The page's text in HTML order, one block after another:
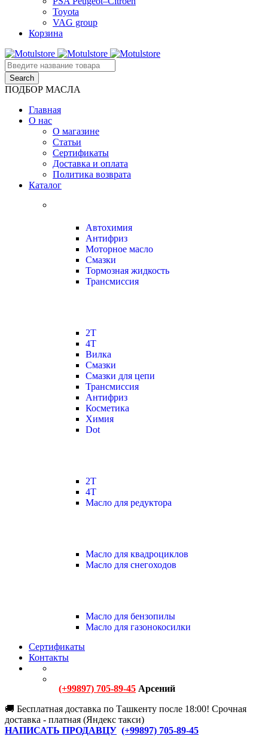
Toyota
VAG group
Корзина
ПОДБОР МАСЛА
Главная
О нас
О магазине
Статьи
Сертификаты
Доставка и оплата
Политика возврата
Каталог
Автохимия
Антифриз
Моторное масло
Смазки
Тормозная жидкость
Трансмиссия
2Т
4Т
Вилка
Смазки
Смазки для цепи
Трансмиссия
Антифриз
Косметика
Химия
Dot
2Т
4Т
Масло для редуктора
Масло для квадроциклов
Масло для снегоходов
Масло для бензопилы
Масло для газонокосилки
Сертификаты
Контакты
(+99897) 705-89-45 Арсений
🚚 Бесплатная доставка по Ташкенту после 18:00! Срочная
доставка - платная (Яндекс такси)
НАПИСАТЬ ПРОДАВЦУ (+99897) 705-89-45